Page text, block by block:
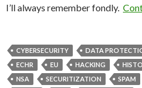
I’ll always remember fondly.
CYBERSECURITY DATA
ECHR
EU HACKING
NSA
SECURITIZATION SPAM